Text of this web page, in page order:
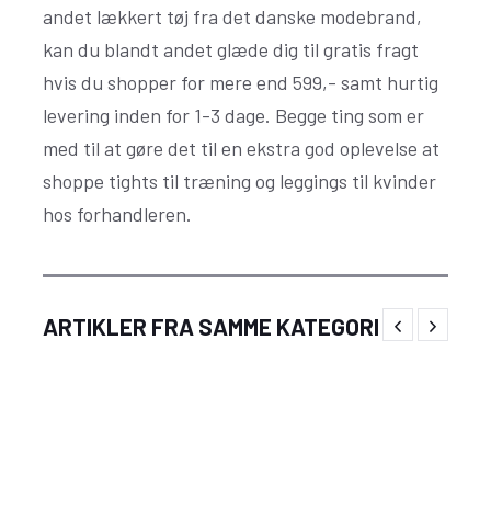
andet lækkert tøj fra det danske modebrand,
kan du blandt andet glæde dig til gratis fragt
hvis du shopper for mere end 599,- samt hurtig
levering inden for 1-3 dage. Begge ting som er
med til at gøre det til en ekstra god oplevelse at
shoppe tights til træning og leggings til kvinder
hos forhandleren.
ARTIKLER FRA SAMME KATEGORI
Festlige og unikke sidste skoledag kostumer
til piger